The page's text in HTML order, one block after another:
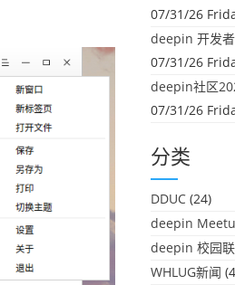
07/31/26
07/31/26
07/31/26
分类
DDUC (24)
deepin
deepin 校园
WHLUG新闻